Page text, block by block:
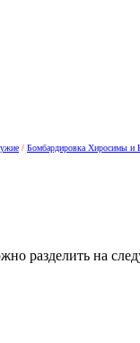
/ Бомбардировка Хиросимы и
разделить на